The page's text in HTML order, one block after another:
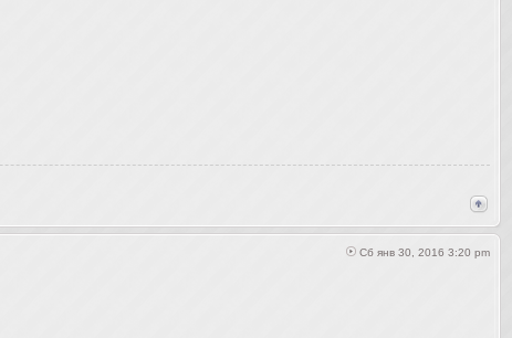
Сб янв 30, 2016 3:20 pm